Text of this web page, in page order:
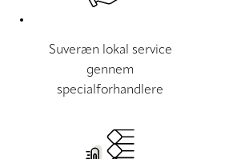
Suveræn lokal service
gennem
specialforhandlere